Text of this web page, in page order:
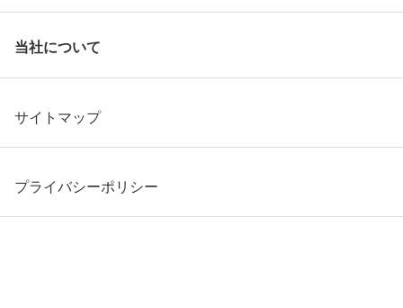
当社について
サイトマップ
プライバシーポリシー